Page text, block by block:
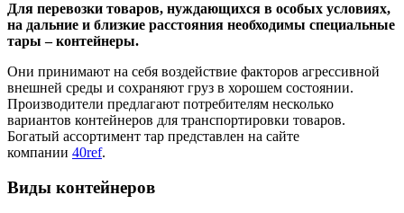
Для перевозки товаров, нуждающихся в особых условиях,
на дальние и близкие расстояния необходимы специальные
тары – контейнеры.
Они принимают на себя воздействие факторов агрессивной
внешней среды и сохраняют груз в хорошем состоянии.
Производители предлагают потребителям несколько
вариантов контейнеров для транспортировки товаров.
Богатый ассортимент тар представлен на сайте
компании 40ref.
Виды контейнеров